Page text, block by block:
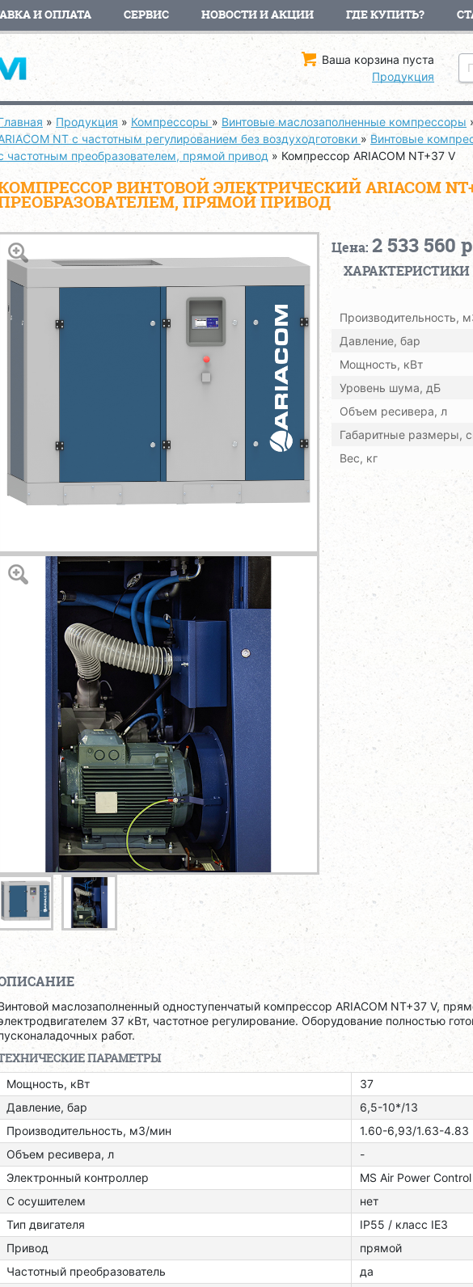
И ОПЛАТА СЕРВИС НОВОСТИ И АКЦИИ ГДЕ КУПИТЬ?
Ваша корзина пуста
Продукция
» Продукция » Компрессоры » Винтовые маслозаполненные компрессоры
NT с частотным регулированием без воздуходготовки » Винтовые
частотным преобразователем, прямой привод » Компрессор ARIACOM NT+37 V
ВИНТОВОЙ ЭЛЕКТРИЧЕСКИЙ ARIACOM
ПРЯМОЙ ПРИВОД
Цена: 2 533 560
ХАРАКТЕРИСТИКИ
Производительность,
Давление, бар
Мощность, кВт
Уровень шума, дБ
Объем ресивера, л
Габаритные размеры,
Вес, кг
маслозаполненный одноступенчатый компрессор ARIACOM NT+37 V,
37 кВт, частотное регулирование. Оборудование полностью
работ.
ПАРАМЕТРЫ
Мощность, кВт
37
Давление, бар
6,5-10*/13
Производительность, м3/мин
1.60-6,93/1.63-4.83
Объем ресивера, л
-
Электронный контроллер
MS Air Power Control
С осушителем
нет
Тип двигателя
ІР55 / класс ІЕЗ
Привод
прямой
Частотный преобразователь
да